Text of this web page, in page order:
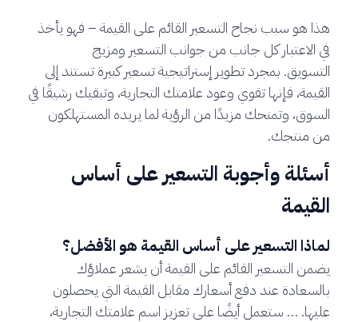
هذا هو سبب نجاح التسعير القائم على القيمة – فهو يأخذ
في الاعتبار كل جانب من جوانب التسعير ومزيج
التسويق. بمجرد تطوير إستراتيجية تسعير كبيرة تستند إلى
القيمة، فإنها تقوي وعود علامتك التجارية، وتبقيك رشيقًا في
السوق، وتمنحك مزيدًا من الرؤية لما يريده المستهلكون
من منتجك.
أسئلة وأجوبة التسعير على أساس
القيمة
لماذا التسعير على أساس القيمة هو الأفضل؟
يضمن التسعير القائم على القيمة أن يشعر عملاؤك
بالسعادة عند دفع أسعارك مقابل القيمة التي يحصلون
عليها. … ستعمل أيضًا على تعزيز اسم علامتك التجارية،